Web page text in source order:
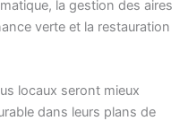
la gestion des aires
verte et la restauration
locaux seront mieux
dans leurs plans de